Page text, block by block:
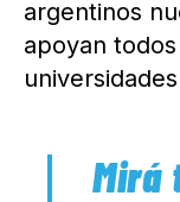
argentinos
apoyan